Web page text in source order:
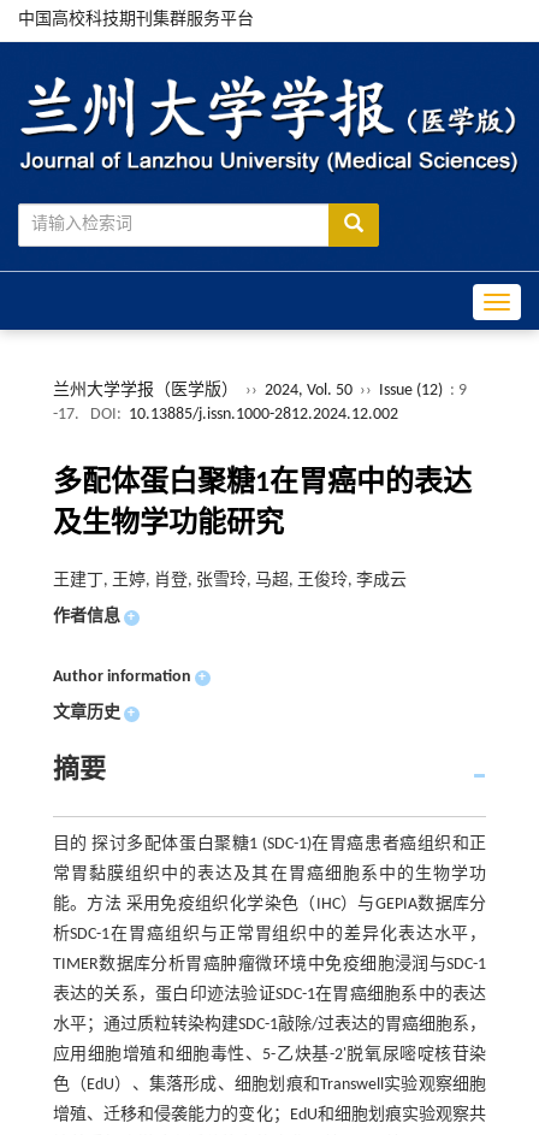
中国高校科技期刊集群服务平台
兰州大学学报（医学版） ›› 2024, Vol. 50 ›› Issue (12) : 9
-17.
DOI: 10.13885/j.issn.1000-2812.2024.12.002
多配体蛋白聚糖1在胃癌中的表达
及生物学功能研究
王建丁, 王婷, 肖登, 张雪玲, 马超, 王俊玲, 李成云
作者信息 +
Author information +
文章历史 +
摘要
目的 探讨多配体蛋白聚糖1 (SDC-1)在胃癌患者癌组织和正
常胃黏膜组织中的表达及其在胃癌细胞系中的生物学功
能。方法 采用免疫组织化学染色（IHC）与GEPIA数据库分
析SDC-1在胃癌组织与正常胃组织中的差异化表达水平，
TIMER数据库分析胃癌肿瘤微环境中免疫细胞浸润与SDC-1
表达的关系，蛋白印迹法验证SDC-1在胃癌细胞系中的表达
水平；通过质粒转染构建SDC-1敲除/过表达的胃癌细胞系，
应用细胞增殖和细胞毒性、5-乙炔基-2'脱氧尿嘧啶核苷染
色（EdU）、集落形成、细胞划痕和Transwell实验观察细胞
增殖、迁移和侵袭能力的变化；EdU和细胞划痕实验观察共